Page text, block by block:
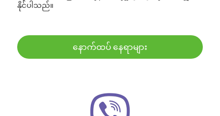
နိုင်ပါသည်။
နောက်ထပ် နေရာများ